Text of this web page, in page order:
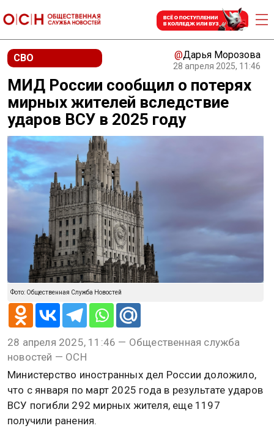
СВО @Дарья Морозова
28 апреля 2025, 11:46
МИД России сообщил о потерях
мирных жителей вследствие
ударов ВСУ в 2025 году
Фото: Общественная Служба Новостей
28 апреля 2025, 11:46 — Общественная служба
новостей — ОСН
Министерство иностранных дел России доложило,
что с января по март 2025 года в результате ударов
ВСУ погибли 292 мирных жителя, еще 1197
получили ранения.